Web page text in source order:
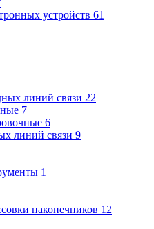
устройств 61
линий связи 22
7
6
линий связи 9
1
наконечников 12